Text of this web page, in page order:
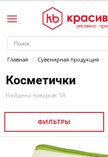
Главная Сувенирная продукция
Косметички
Найдено товаров: 58
ФИЛЬТРЫ